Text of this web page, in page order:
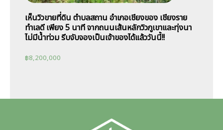
เห็นวิวขายที่ดิน ตำบลสถาน อำเภอเชียงของ เชียงราย
ทำเลดี เพียง 5 นาที จากถนนเส้นหลักวิวภูเขาและทุ่งนา
ไม่มีน้ำท่วม รีบจับจองเป็นเจ้าของได้แล้ววันนี้!!
฿8,200,000